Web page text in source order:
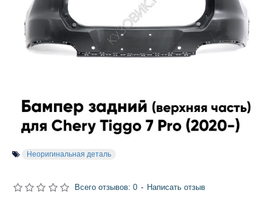
Неоригинальная деталь
Всего отзывов: 0 - Написать отзыв